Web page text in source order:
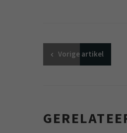
Vorigeartikel